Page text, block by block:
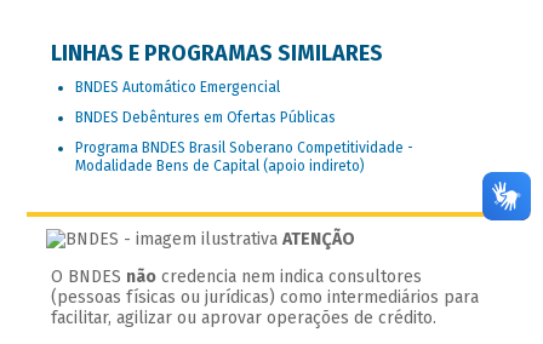
LINHAS E PROGRAMAS SIMILARES
BNDES Automático Emergencial
BNDES Debêntures em Ofertas Públicas
Programa BNDES Brasil Soberano Competitividade -
Modalidade Bens de Capital (apoio indireto)
ATENÇÃO
O BNDES não credencia nem indica consultores
(pessoas físicas ou jurídicas) como intermediários para
facilitar, agilizar ou aprovar operações de crédito.